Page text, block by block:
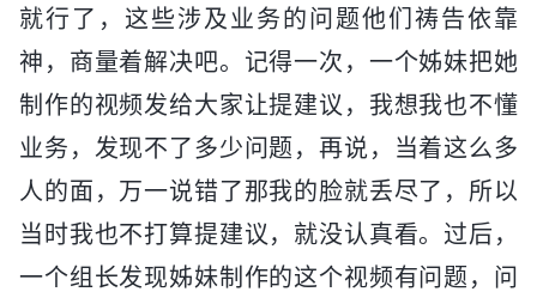
就行了，这些涉及业务的问题他们祷告依靠
神，商量着解决吧。记得一次，一个姊妹把她
制作的视频发给大家让提建议，我想我也不懂
业务，发现不了多少问题，再说，当着这么多
人的面，万一说错了那我的脸就丢尽了，所以
当时我也不打算提建议，就没认真看。过后，
一个组长发现姊妹制作的这个视频有问题，问